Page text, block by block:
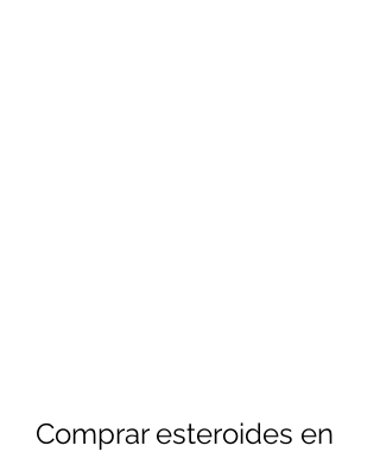
Comprar esteroides en